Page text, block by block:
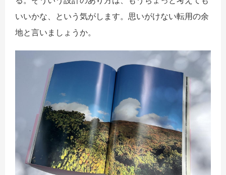
いいかな、という気がします。思いがけない転用の余
地と言いましょうか。